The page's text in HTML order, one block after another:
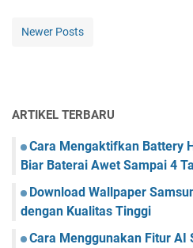
Newer Posts
ARTIKEL TERBARU
Cara Mengaktifkan Battery
Biar Baterai Awet Sampai 4
Download Wallpaper
dengan Kualitas Tinggi
Cara Menggunakan Fitur AI